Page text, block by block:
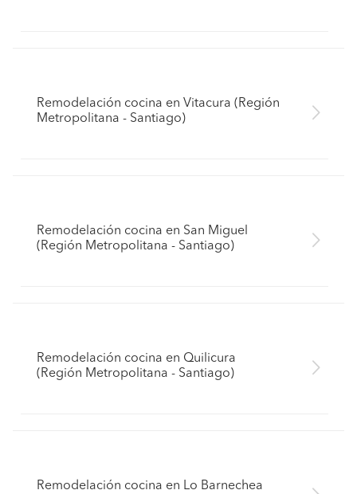
Remodelación cocina en Vitacura (Región
Metropolitana - Santiago)
Remodelación cocina en San Miguel
(Región Metropolitana - Santiago)
Remodelación cocina en Quilicura
(Región Metropolitana - Santiago)
Remodelación cocina en Lo Barnechea